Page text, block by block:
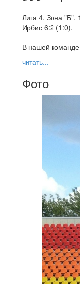
Лига 4. Зона "Б".
Ирбис 6:2 (1:0).
В нашей команде
читать...
Фото